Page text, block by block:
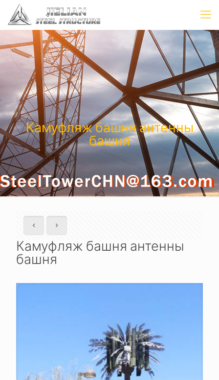
Камуфляж башня антенны
башня
Камуфляж башня антенны
башня